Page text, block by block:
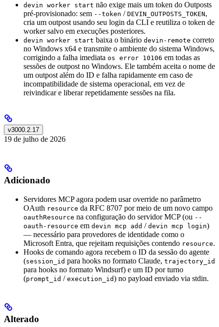
devin worker start não exige mais um token do Outposts
pré-provisionado: sem --token / DEVIN_OUTPOSTS_TOKEN,
cria um outpost usando seu login da CLI e reutiliza o token de
worker salvo em execuções posteriores.
devin worker start baixa o binário devin-remote correto
no Windows x64 e transmite o ambiente do sistema Windows,
corrigindo a falha imediata os error 10106 em todas as
sessões de outpost no Windows. Ele também aceita o nome de
um outpost além do ID e falha rapidamente em caso de
incompatibilidade de sistema operacional, em vez de
reivindicar e liberar repetidamente sessões na fila.
v3000.2.17
19 de julho de 2026
Adicionado
Servidores MCP agora podem usar override no parâmetro
OAuth resource da RFC 8707 por meio de um novo campo
oauthResource na configuração do servidor MCP (ou --
oauth-resource em devin mcp add / devin mcp login)
— necessário para provedores de identidade como o
Microsoft Entra, que rejeitam requisições contendo resource.
Hooks de comando agora recebem o ID da sessão do agente
(session_id para hooks no formato Claude, trajectory_id
para hooks no formato Windsurf) e um ID por turno
(prompt_id / execution_id) no payload enviado via stdin.
Alterado